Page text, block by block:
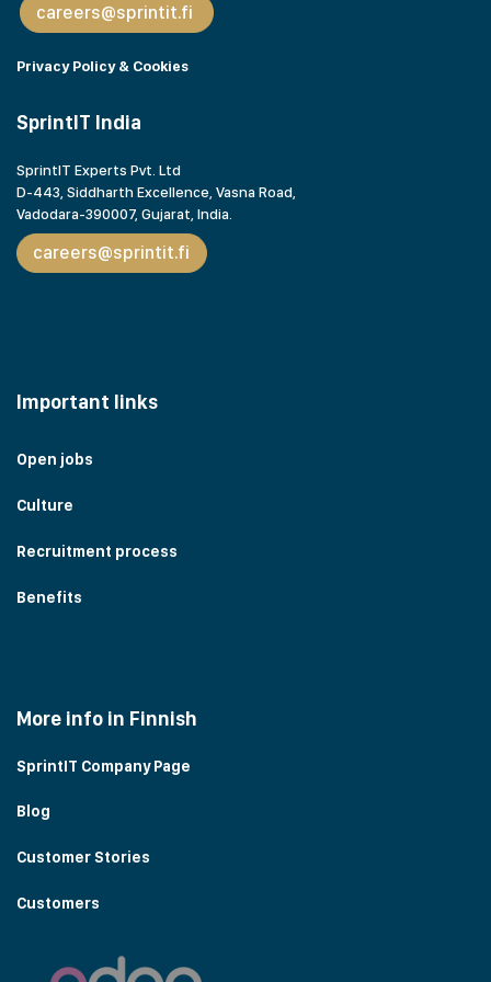
careers@sprintit.fi
Privacy Policy & Cookies
SprintIT India
SprintIT Experts Pvt. Ltd
D-443, Siddharth Excellence, Vasna Road,
Vadodara-390007, Gujarat, India.
careers@sprintit.fi
Important links
Open jobs
Culture
Recruitment process
Benefits
More info in Finnish
SprintIT Company Page
Blog
Customer Stories
Customers